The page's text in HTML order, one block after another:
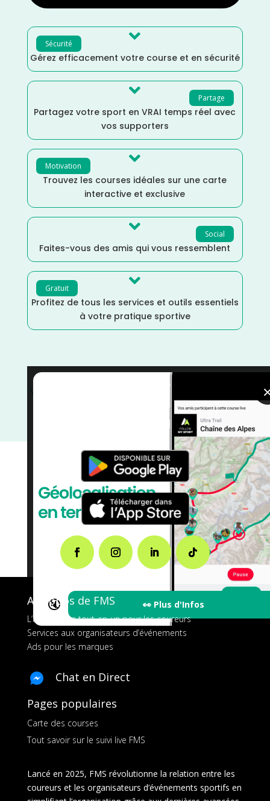
Sécurité 
Gérez efficacement votre course et en sécurité
Partage

Partagez votre sport en VRAI temps réel avec
vos supporters
Motivation 
Trouvez les courses idéales sur une carte
interactive et exclusive
Social

Faites-vous des amis qui vous ressemblent
Gratuit 
Profitez de tous les services et outils essentiels
à votre pratique sportive
🔇 👀 Plus d'Infos
VTT
France/Distance
Distance 100k/
/ Aisne
A propos de FMS
L’application tout-en-un pour les coureurs
Services aux organisateurs d’événements
Ads pour les marques
Chat en Direct
Pages populaires
Carte des courses
Tout savoir sur le suivi live FMS
Lancé en 2025, FMS révolutionne la relation entre les
coureurs et les organisateurs d’événements sportifs en